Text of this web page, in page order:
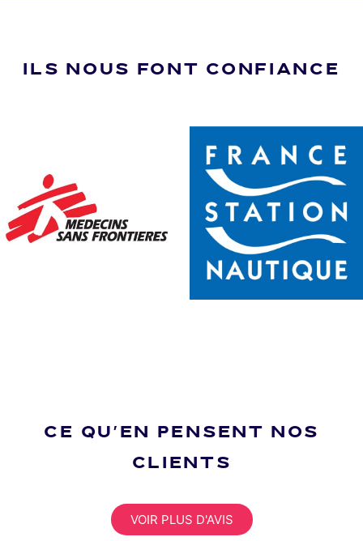
ILS NOUS FONT CONFIANCE
CE QU'EN PENSENT NOS
CLIENTS
VOIR PLUS D'AVIS